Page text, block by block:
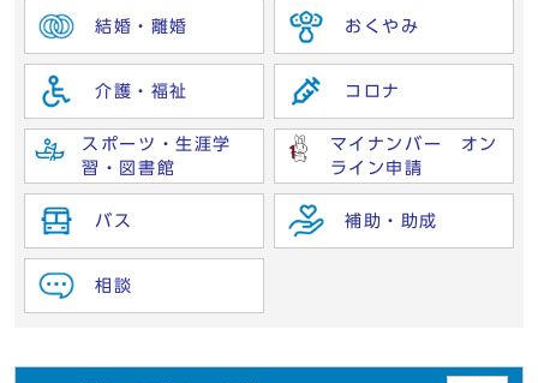
結婚・離婚 おくやみ
介護・福祉 コロナ
スポーツ・生涯学
習・図書館
マイナンバー オン
ライン申請
バス 補助・助成
相談